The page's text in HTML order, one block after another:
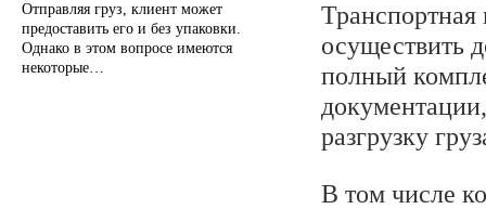
Транспортная
осуществить
полный
разгрузку
В том числе
Отправляя груз, клиент может
предоставить его и без упаковки.
Однако в этом вопросе имеются
некоторые…